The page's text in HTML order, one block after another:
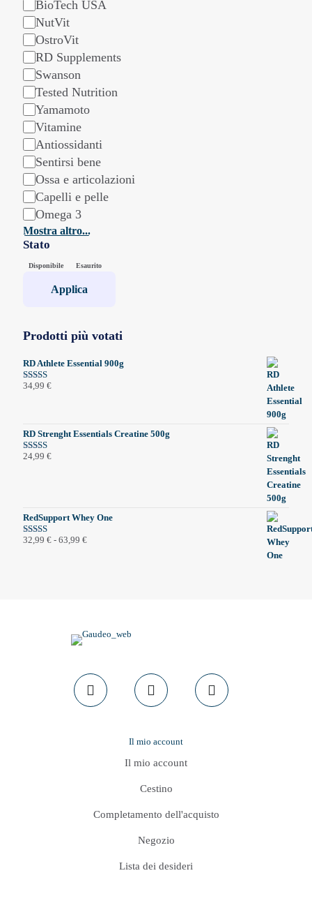
BioTech USA
NutVit
OstroVit
RD Supplements
Swanson
Tested Nutrition
Yamamoto
Vitamine
Antiossidanti
Sentirsi bene
Ossa e articolazioni
Capelli e pelle
Omega 3
Mostra altro...
Stato
Stato
Disponibile Esaurito
Applica
Prodotti più votati
RD Athlete Essential 900g
Valutato
34,99 €
RD Strenght Essentials Creatine 500g
Valutato
24,99 €
RedSupport Whey One
Valutato
32,99 € - 63,99 €Fascia
Il mio account
Il mio account
Cestino
Completamento dell'acquisto
Negozio
Lista dei desideri